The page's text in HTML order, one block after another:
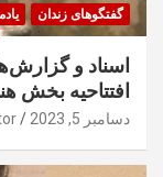
گفتگوهای زندان
اسناد و
افتتاحیه بخش هنری،
دسامبر 5, 2023